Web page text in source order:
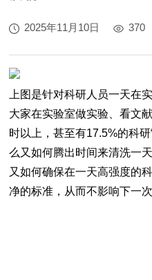
2025年11月10日 370
上图是针对科研人员一天在
大家在实验室做实验、看文
时以上，甚至有17.5%的科
么又如何腾出时间来清洗一
又如何确保在一天高强度的
净的标准，从而不影响下一